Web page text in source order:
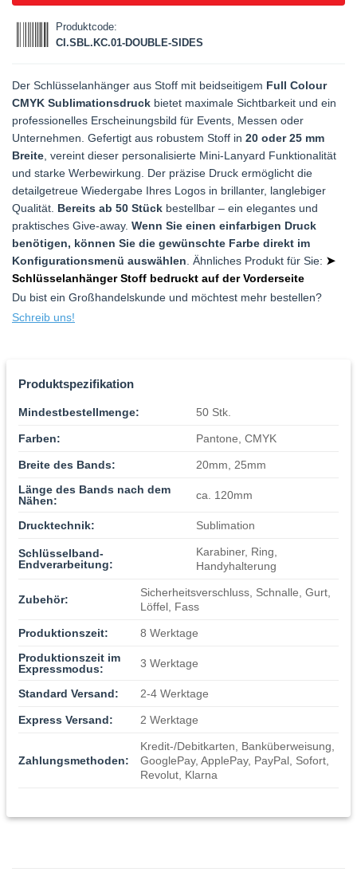
Produktcode:
CI.SBL.KC.01-DOUBLE-SIDES
Der Schlüsselanhänger aus Stoff mit beidseitigem Full Colour
CMYK Sublimationsdruck bietet maximale Sichtbarkeit und ein
professionelles Erscheinungsbild für Events, Messen oder
Unternehmen. Gefertigt aus robustem Stoff in 20 oder 25 mm
Breite , vereint dieser personalisierte Mini-Lanyard Funktionalität
und starke Werbewirkung. Der präzise Druck ermöglicht die
detailgetreue Wiedergabe Ihres Logos in brillanter, langlebiger
Qualität. Bereits ab 50 Stück bestellbar – ein elegantes und
praktisches Give-away. Wenn Sie einen einfarbigen Druck
benötigen, können Sie die gewünschte Farbe direkt im
Konfigurationsmenü auswählen . Ähnliches Produkt für Sie: ➤
Schlüsselanhänger Stoff bedruckt auf der Vorderseite
Du bist ein Großhandelskunde und möchtest mehr bestellen?
Schreib uns!
Produktspezifikation
Mindestbestellmenge: 50 Stk.
Farben: Pantone, CMYK
Breite des Bands:
20mm, 25mm
Länge des Bands nach dem
Nähen:
ca. 120mm
Drucktechnik: Sublimation
Schlüsselband-
Endverarbeitung:
Karabiner, Ring,
Handyhalterung
Zubehör:
Sicherheitsverschluss, Schnalle, Gurt,
Löffel, Fass
Produktionszeit:
8 Werktage
Produktionszeit im
Expressmodus:
3 Werktage
Standard Versand: 2-4 Werktage
Express Versand: 2 Werktage
Zahlungsmethoden:
Kredit-/Debitkarten, Banküberweisung,
GooglePay, ApplePay, PayPal, Sofort,
Revolut, Klarna